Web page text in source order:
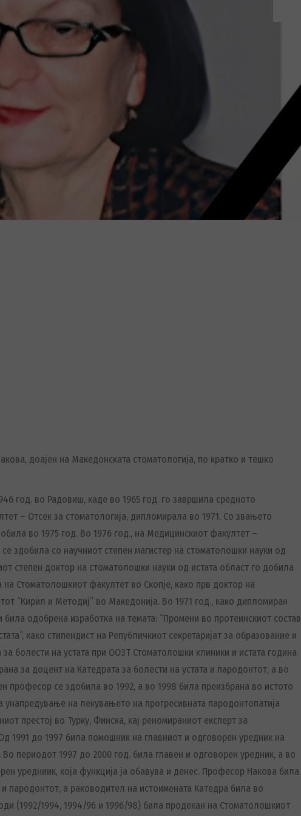
доајен на Македонската стоматологија, по кратко и тешко
год. во Радовиш, каде во 1965 год. го завршила средното
– Отсек за стоматологија, дипломирала во 1971. Со звањето
во 1975 год. Во 1976 год., на Медицинскиот факултет –
здобила со научниот степен магистер на стоматолошки науки од
степен доктор на стоматолошки науки од истата област го добила
на Стоматолошкиот факултет во Скопје, како прв доктор на
“Кирил и Методиј” во Македонија. Во 1971 год., како дипломиран
била одобрена изработка на темата: “Промени во протеинскиот состав
како стипендист на Републичкиот секретаријат за образование и
болести на устата при ООЗТ Стоматолошки клиники и истата година
за доцент на Катедрата за болести на устата и пародонтот, а во
се здобила во 1992, а во 1998 била преизбрана во истото
унапредување на лекувањето на прогресивната пародонтопатија
престој во Турку, Финска, кај реномираниот експерт за
1991 до 1997 била помошник на главниот и одговорен уредник на
периодот 1997 до 2000 год. била главен и одговорен уредник, а во
уредниик, која функција ја обавува и денес. Професор Накова била
пародонтот, а раководител на истоимената Катедра била во
(1992/1994, 1994/96 и 1996/98) била продекан на Стоматолошкиот